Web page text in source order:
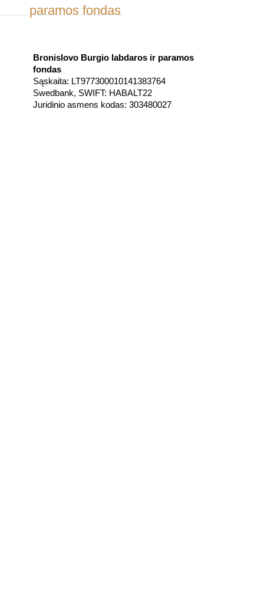
paramos fondas
Bronislovo Burgio labdaros ir paramos
fondas
Sąskaita: LT977300010141383764
Swedbank, SWIFT: HABALT22
Juridinio asmens kodas: 303480027